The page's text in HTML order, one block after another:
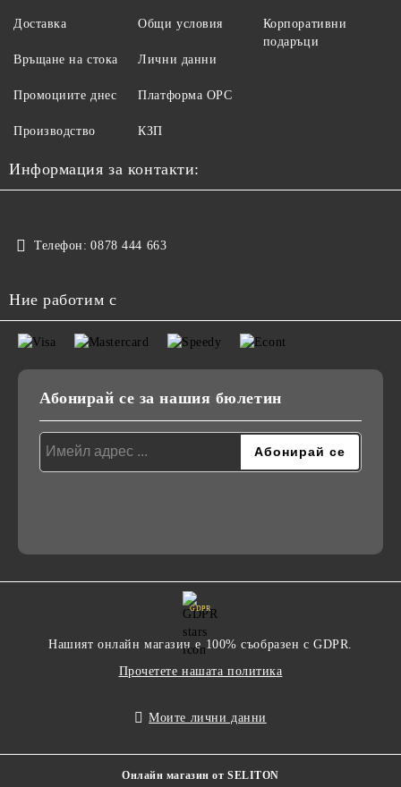
Доставка
Връщане на стока
Промоциите днес
Производство
Общи условия
Лични данни
Платформа ОРС
КЗП
Корпоративни
подаръци
Информация за контакти:
Телефон: 0878 444 663
Ние работим с
Абонирай се за нашия бюлетин
GDPR
Нашият онлайн магазин е 100% съобразен с GDPR.
Прочетете нашата политика
Моите лични данни
Онлайн магазин от SELITON